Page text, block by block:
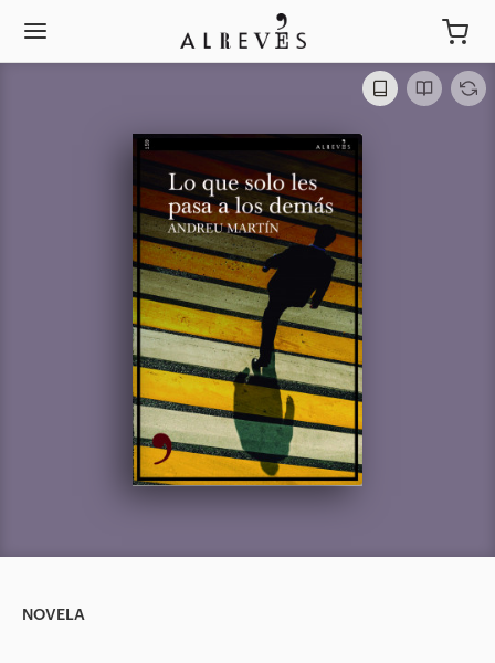
Lo que solo les pasa a los
demás
Andreu Martín
NOVELA